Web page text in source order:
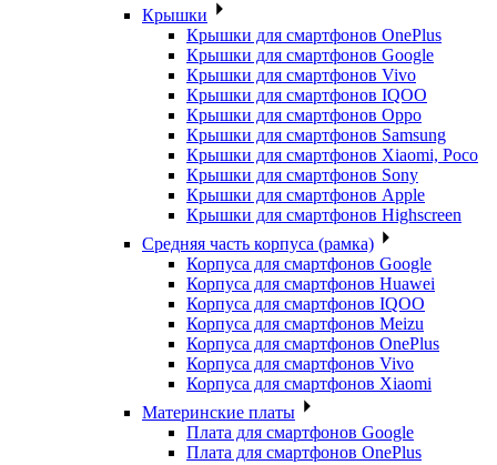
Крышки
Крышки для смартфонов OnePlus
Крышки для смартфонов Google
Крышки для смартфонов Vivo
Крышки для смартфонов IQOO
Крышки для смартфонов Oppo
Крышки для смартфонов Samsung
Крышки для смартфонов Xiaomi, Poco
Крышки для смартфонов Sony
Крышки для смартфонов Apple
Крышки для смартфонов Highscreen
Средняя часть корпуса (рамка)
Корпуса для смартфонов Google
Корпуса для смартфонов Huawei
Корпуса для смартфонов IQOO
Корпуса для смартфонов Meizu
Корпуса для смартфонов OnePlus
Корпуса для смартфонов Vivo
Корпуса для смартфонов Xiaomi
Материнские платы
Плата для смартфонов Google
Плата для смартфонов OnePlus